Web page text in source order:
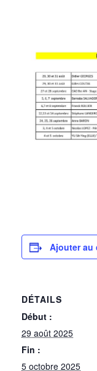
Ajouter au
DÉTAILS
Début :
29 août 2025
Fin :
5 octobre 2025